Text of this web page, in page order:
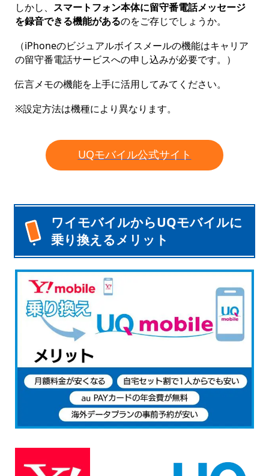
しかし、 スマートフォン本体に留守番電話メッセージ
を録音できる機能があるのをご存じでしょうか。
（iPhoneのビジュアルボイスメールの機能はキャリア
の留守番電話サービスへの申し込みが必要です。）
伝言メモの機能を上手に活用してみてください。
※設定方法は機種により異なります。
UQモバイル公式サイト
ワイモバイルからUQモバイルに
乗り換えるメリット